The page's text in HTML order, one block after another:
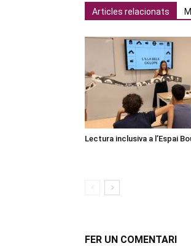
Articles relacionats
Lectura inclusiva a l’Espai
FER UN COMENTARI